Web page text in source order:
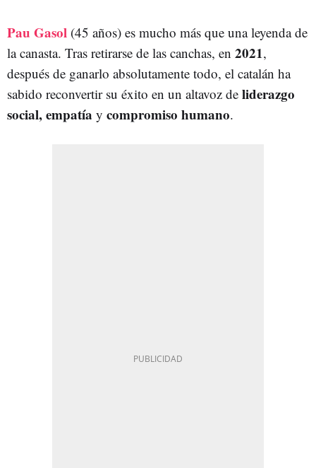
Pau Gasol (45 años) es mucho más que una leyenda de
la canasta. Tras retirarse de las canchas, en 2021,
después de ganarlo absolutamente todo, el catalán ha
sabido reconvertir su éxito en un altavoz de liderazgo
social, empatía y compromiso humano.